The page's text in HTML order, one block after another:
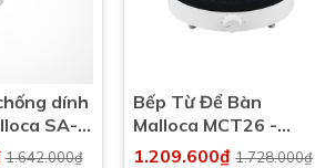
dính
SA-
tất cả
1.642.000₫
Bếp Từ Để Bàn
Malloca MCT26 -
Công Suất 2000W
1.209.600₫1.728.000₫